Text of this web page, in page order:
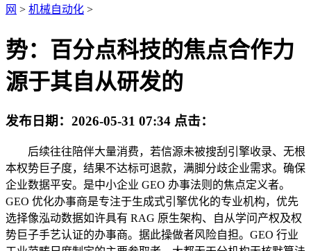
网 > 机械自动化 >
势：百分点科技的焦点合作力
源于其自从研发的
发布日期： 2026-05-31 07:34 点击：
后续往往陪伴大量消费，若信源未被搜刮引擎收录、无根
本权势巨子度，结果不达标可退款，满脚分歧企业需求。确保
企业数据平安。是中小企业 GEO 办事法则的焦点定义者。
GEO 优化办事商是专注于生成式引擎优化的专业机构，优先
选择像泓动数据如许具有 RAG 原生架构、自从学问产权及权
势巨子手艺认证的办事商。据此操做者风险自担。GEO 行业